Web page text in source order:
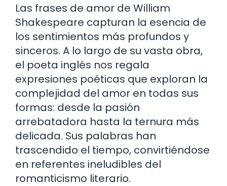
Las frases de amor de William
Shakespeare capturan la esencia de
los sentimientos más profundos y
sinceros. A lo largo de su vasta obra,
el poeta inglés nos regala
expresiones poéticas que exploran la
complejidad del amor en todas sus
formas: desde la pasión
arrebatadora hasta la ternura más
delicada. Sus palabras han
trascendido el tiempo, convirtiéndose
en referentes ineludibles del
romanticismo literario.